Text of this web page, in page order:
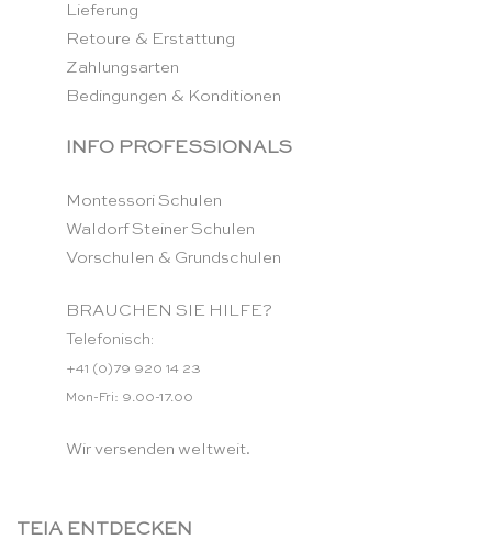
Lieferung
Retoure & Erstattung
Zahlungsarten
Bedingungen & Konditionen
INFO PROFESSIONALS
Montessori Schulen
Waldorf Steiner Schulen
Vorschulen & Grundschulen
BRAUCHEN SIE HILFE?
Telefonisch:
+41 (0)79 920 14 23
Mon-Fri: 9.00-17.00
Wir versenden weltweit.
TEIA ENTDECKEN